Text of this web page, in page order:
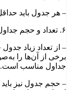
– هر جدول باید
۶. تعداد و حجم جداول
– از تعداد زیاد
برخی از آن‌ها را
جداول مناسب است.
– حجم جدول نیز